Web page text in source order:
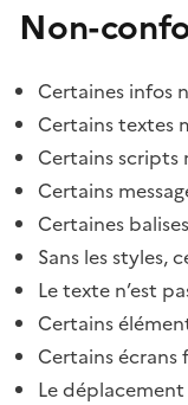
Non-
Certaines infos
Certains textes
Certains scripts
Certains
Certaines
Sans les
Le texte n’est
Certains
Certains
Le